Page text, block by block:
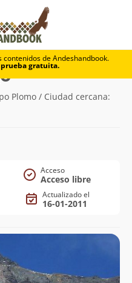
de Andeshandbook.
gratuita.
(5.083m)
Plomo / Ciudad cercana:
Acceso
Acceso libre
Actualizado el
16-01-2011